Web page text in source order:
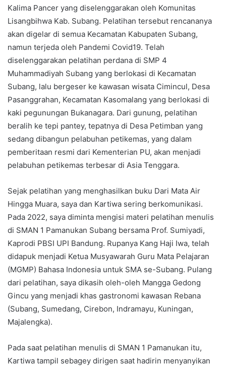
Kalima Pancer yang diselenggarakan oleh Komunitas
Lisangbihwa Kab. Subang. Pelatihan tersebut rencananya
akan digelar di semua Kecamatan Kabupaten Subang,
namun terjeda oleh Pandemi Covid19. Telah
diselenggarakan pelatihan perdana di SMP 4
Muhammadiyah Subang yang berlokasi di Kecamatan
Subang, lalu bergeser ke kawasan wisata Cimincul, Desa
Pasanggrahan, Kecamatan Kasomalang yang berlokasi di
kaki pegunungan Bukanagara. Dari gunung, pelatihan
beralih ke tepi pantey, tepatnya di Desa Petimban yang
sedang dibangun pelabuhan petikemas, yang dalam
pemberitaan resmi dari Kementerian PU, akan menjadi
pelabuhan petikemas terbesar di Asia Tenggara.
Sejak pelatihan yang menghasilkan buku Dari Mata Air
Hingga Muara, saya dan Kartiwa sering berkomunikasi.
Pada 2022, saya diminta mengisi materi pelatihan menulis
di SMAN 1 Pamanukan Subang bersama Prof. Sumiyadi,
Kaprodi PBSI UPI Bandung. Rupanya Kang Haji Iwa, telah
didapuk menjadi Ketua Musyawarah Guru Mata Pelajaran
(MGMP) Bahasa Indonesia untuk SMA se-Subang. Pulang
dari pelatihan, saya dikasih oleh-oleh Mangga Gedong
Gincu yang menjadi khas gastronomi kawasan Rebana
(Subang, Sumedang, Cirebon, Indramayu, Kuningan,
Majalengka).
Pada saat pelatihan menulis di SMAN 1 Pamanukan itu,
Kartiwa tampil sebagey dirigen saat hadirin menyanyikan